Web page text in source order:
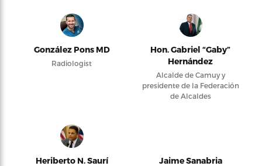
González Pons MD
Radiologist
Hon. Gabriel “Gaby”
Hernández
Alcalde de Camuy y
presidente de la Federación
de Alcaldes
Heriberto N. Saurí Jaime Sanabria